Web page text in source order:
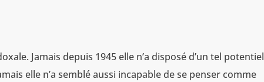
Jamais depuis 1945 elle n’a disposé d’un tel potentiel
elle n’a semblé aussi incapable de se penser comme